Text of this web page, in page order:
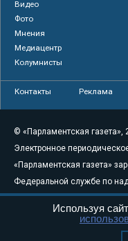
Видео
Фото
Мнения
Медиацентр
Колумнисты
Контакты Реклама
© «Парламентская газета»,
Электронное
«Парламентская газета»
Федеральной службе по
связи, информационных
массовых коммуникаций
Используя